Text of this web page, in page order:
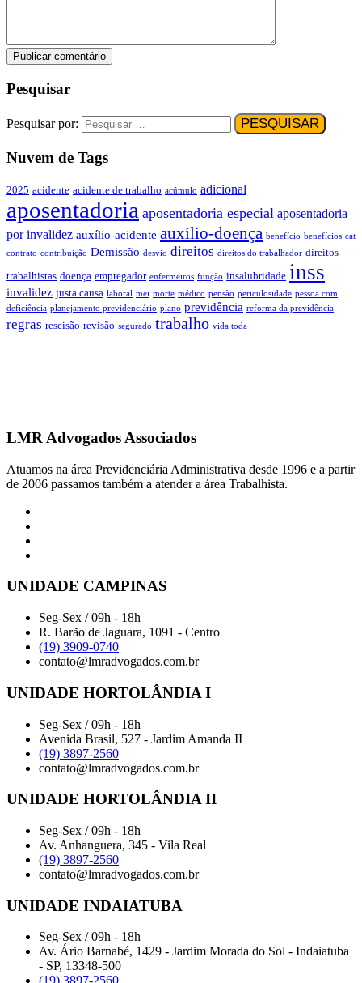
Pesquisar
Pesquisar por:
Nuvem de Tags
2025 acidente acidente de trabalho acúmulo adicional
aposentadoria aposentadoria especial aposentadoria
por invalidez auxílio-acidente auxílio-doença benefício benefícios cat
contrato contribuição Demissão desvio direitos direitos do trabalhador direitos
trabalhistas doença empregador enfermeiros função insalubridade inss
invalidez justa causa laboral mei morte médico pensão periculosidade pessoa com
deficiência planejamento previdenciário plano previdência reforma da previdência
regras rescisão revisão segurado trabalho vida toda
LMR Advogados Associados
Atuamos na área Previdenciária Administrativa desde 1996 e a partir
de 2006 passamos também a atender a área Trabalhista.
UNIDADE CAMPINAS
Seg-Sex / 09h - 18h
R. Barão de Jaguara, 1091 - Centro
(19) 3909-0740
contato@lmradvogados.com.br
UNIDADE HORTOLÂNDIA I
Seg-Sex / 09h - 18h
Avenida Brasil, 527 - Jardim Amanda II
(19) 3897-2560
contato@lmradvogados.com.br
UNIDADE HORTOLÂNDIA II
Seg-Sex / 09h - 18h
Av. Anhanguera, 345 - Vila Real
(19) 3897-2560
contato@lmradvogados.com.br
UNIDADE INDAIATUBA
Seg-Sex / 09h - 18h
Av. Ário Barnabé, 1429 - Jardim Morada do Sol - Indaiatuba
- SP, 13348-500